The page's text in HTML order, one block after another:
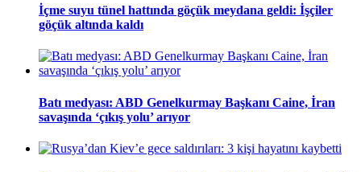
İçme suyu tünel hattında göçük meydana geldi: İşçiler
göçük altında kaldı
Batı medyası: ABD Genelkurmay Başkanı Caine, İran
savaşında ‘çıkış yolu’ arıyor